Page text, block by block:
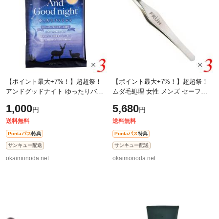
【ポイント最大+7%！】超超祭！
アンドグッドナイト ゆったりバス
ンダー 3袋セット Beauwell ビュー
ウェ
1,000円
送料無料
Pontaパス特典
サンキュー配送
okaimonoda.net
【ポイント最大+7%！】超超祭！
ムダ毛処理 女性 メンズ セーフテ
FRUH（フリュー） 3個セット 送料
無料
5,680円
送料無料
Pontaパス特典
サンキュー配送
okaimonoda.net